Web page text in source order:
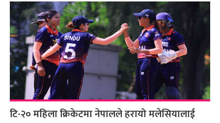
टि-२० महिला क्रिकेटमा नेपालले हरायो मलेसियालाई